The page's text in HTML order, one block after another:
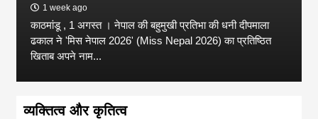
1 week ago
काठमांडू , 1 अगस्त । नेपाल की बहुमुखी प्रतिभा की धनी दीपमाला
ढकाल ने 'मिस नेपाल 2026' (Miss Nepal 2026) का प्रतिष्ठित
खिताब अपने नाम...
व्यक्तित्व और कृतित्व